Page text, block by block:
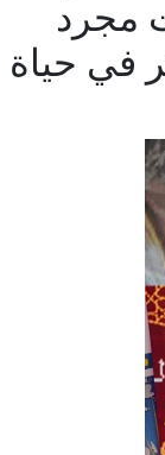
مجرد
في حياة